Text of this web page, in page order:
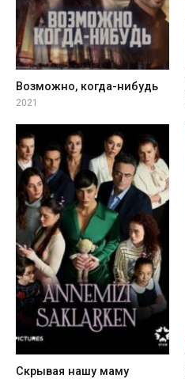
Возможно, когда-нибудь
2021
Скрывая нашу маму